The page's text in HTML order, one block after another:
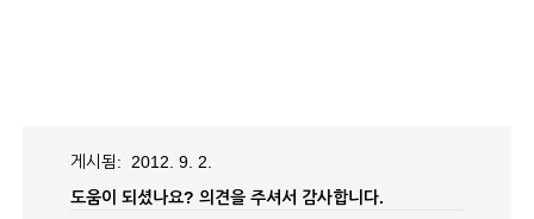
게시됨: 2012. 9. 2.
도움이 되셨나요? 의견을 주셔서 감사합니다.